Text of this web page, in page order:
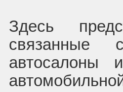
Здесь
связанные
автосалоны